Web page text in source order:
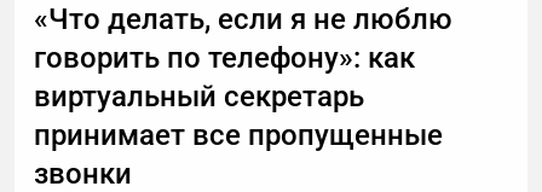
«Что делать, если я не люблю
говорить по телефону»: как
виртуальный секретарь
принимает все пропущенные
звонки